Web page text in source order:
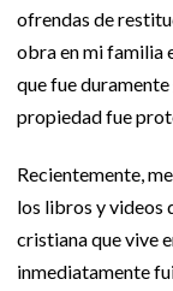
ofrendas de
obra en mi familia
que fue
propiedad fue
Recientemente,
los libros y videos
cristiana que vive
inmediatamente